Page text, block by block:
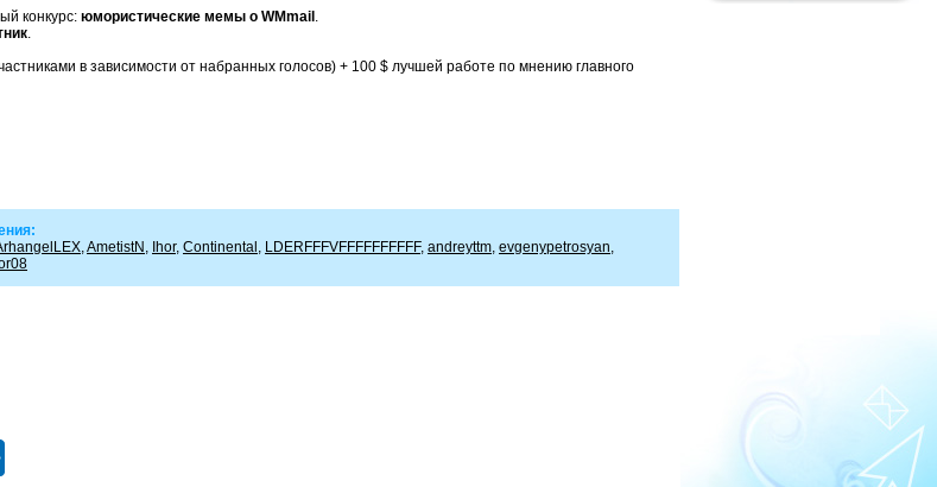
конкурс: юмористические мемы о WMmail .
.
в зависимости от набранных голосов) + 100 $ лучшей работе по мнению главного
,AmetistN , Ihor, Continental , LDERFFFVFFFFFFFFFF, andreyttm, evgenypetrosyan,